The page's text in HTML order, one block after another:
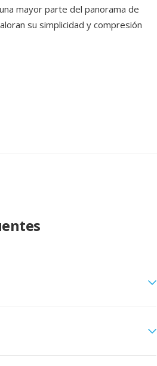
mayor parte del panorama de
su simplicidad y compresión